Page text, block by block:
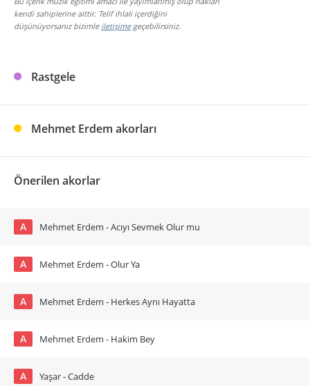
kendi sahiplerine aittir. Telif ihlali içerdiğini
düşünüyorsanız bizimle iletişimegeçebilirsiniz.
Rastgele
Mehmet Erdem akorları
Önerilen akorlar
A Mehmet Erdem - Acıyı Sevmek Olur mu
A Mehmet Erdem - Olur Ya
A Mehmet Erdem - Herkes Aynı Hayatta
A Mehmet Erdem - Hakim Bey
A Yaşar - Cadde